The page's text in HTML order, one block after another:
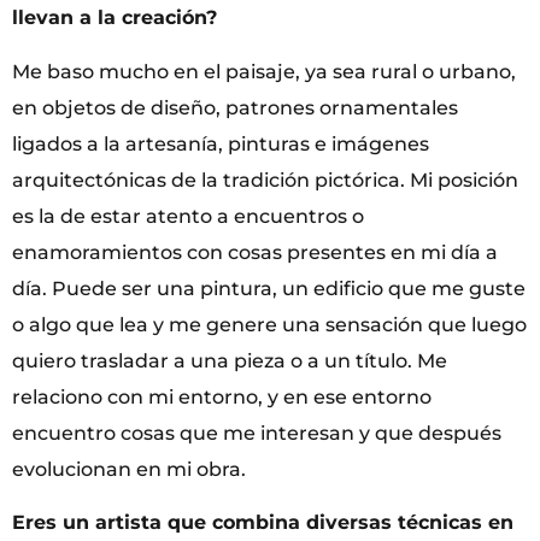
llevan a la creación?
Me baso mucho en el paisaje, ya sea rural o urbano,
en objetos de diseño, patrones ornamentales
ligados a la artesanía, pinturas e imágenes
arquitectónicas de la tradición pictórica. Mi posición
es la de estar atento a encuentros o
enamoramientos con cosas presentes en mi día a
día. Puede ser una pintura, un edificio que me guste
o algo que lea y me genere una sensación que luego
quiero trasladar a una pieza o a un título. Me
relaciono con mi entorno, y en ese entorno
encuentro cosas que me interesan y que después
evolucionan en mi obra.
Eres un artista que combina diversas técnicas en